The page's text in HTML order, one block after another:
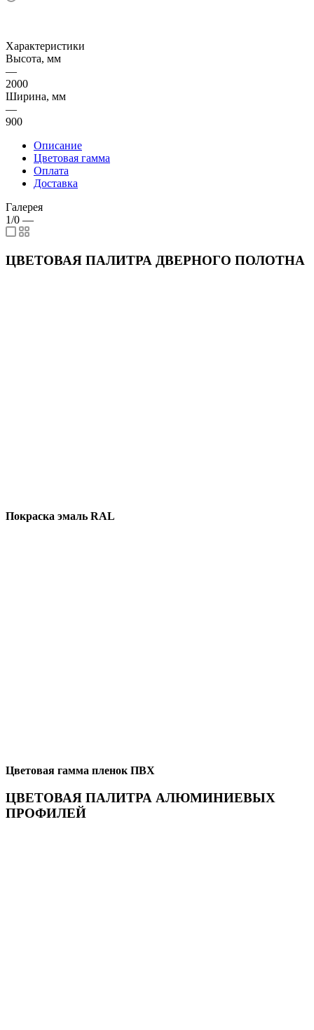
Характеристики
Высота, мм
—
2000
Ширина, мм
—
900
Описание
Цветовая гамма
Оплата
Доставка
Галерея
1/0 —
ЦВЕТОВАЯ ПАЛИТРА ДВЕРНОГО ПОЛОТНА
Покраска эмаль RAL
Цветовая гамма пленок ПВХ
ЦВЕТОВАЯ ПАЛИТРА АЛЮМИНИЕВЫХ
ПРОФИЛЕЙ